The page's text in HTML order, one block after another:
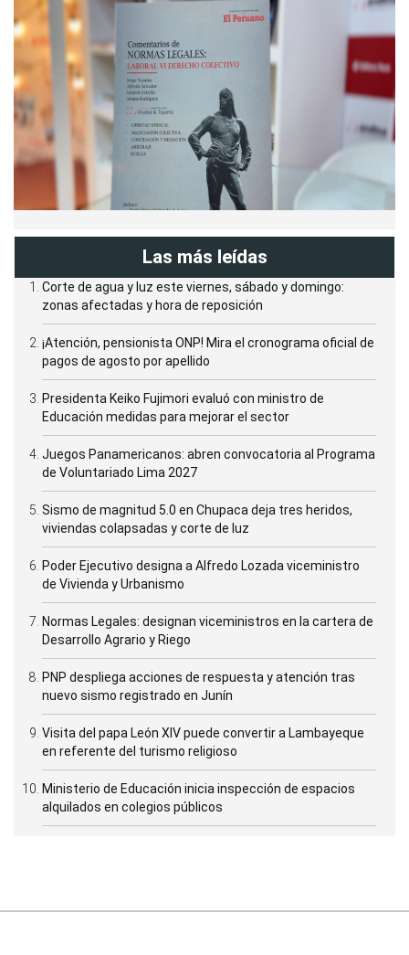
Las más leídas
Corte de agua y luz este viernes, sábado y domingo:
zonas afectadas y hora de reposición
¡Atención, pensionista ONP! Mira el cronograma oficial de
pagos de agosto por apellido
Presidenta Keiko Fujimori evaluó con ministro de
Educación medidas para mejorar el sector
Juegos Panamericanos: abren convocatoria al Programa
de Voluntariado Lima 2027
Sismo de magnitud 5.0 en Chupaca deja tres heridos,
viviendas colapsadas y corte de luz
Poder Ejecutivo designa a Alfredo Lozada viceministro
de Vivienda y Urbanismo
Normas Legales: designan viceministros en la cartera de
Desarrollo Agrario y Riego
PNP despliega acciones de respuesta y atención tras
nuevo sismo registrado en Junín
Visita del papa León XIV puede convertir a Lambayeque
en referente del turismo religioso
Ministerio de Educación inicia inspección de espacios
alquilados en colegios públicos